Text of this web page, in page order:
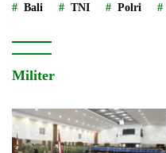
Bali TNI Polri
Militer